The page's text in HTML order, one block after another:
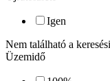
Igen
Nem található a
Üzemidő